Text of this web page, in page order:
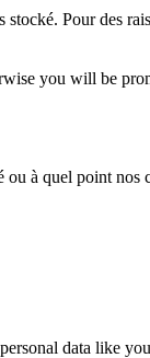
Pour des
you will be
à quel point
data like